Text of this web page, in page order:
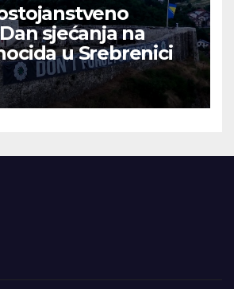
sjećanja na
u Srebrenici